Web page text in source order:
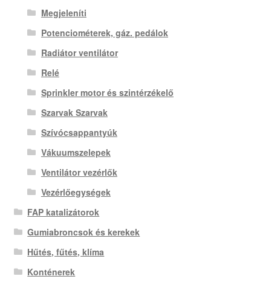
Megjeleníti
Potenciométerek, gáz. pedálok
Radiátor ventilátor
Relé
Sprinkler motor és szintérzékelő
Szarvak Szarvak
Szívócsappantyúk
Vákuumszelepek
Ventilátor vezérlők
Vezérlőegységek
FAP katalizátorok
Gumiabroncsok és kerekek
Hűtés, fűtés, klíma
Konténerek